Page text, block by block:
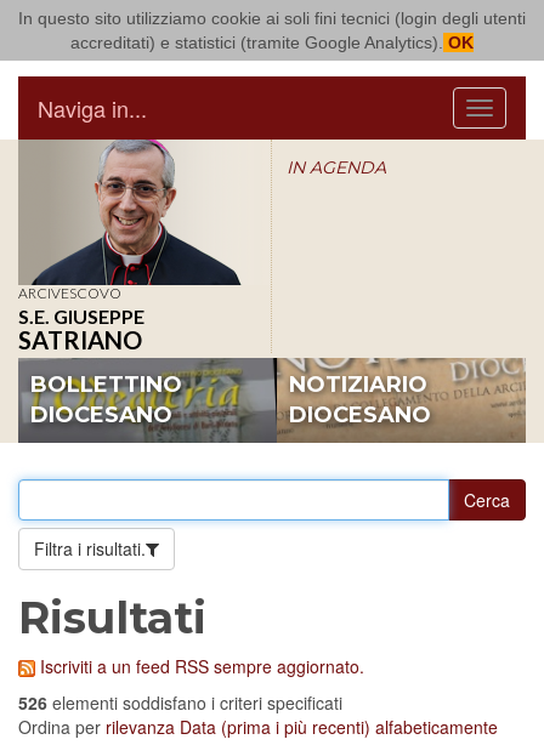
In questo sito utilizziamo cookie ai soli fini tecnici (login degli utenti
accreditati) e statistici (tramite Google Analytics). OK
Arcidiocesi di Bari Bitonto
Menu
Naviga in...
ARCIVESCOVO
S.E. GIUSEPPE
SATRIANO
IN AGENDA
BOLLETTINO
DIOCESANO
NOTIZIARIO
DIOCESANO
Filtra i risultati.
Risultati
Iscriviti a un feed RSS sempre aggiornato.
526 elementi soddisfano i criteri specificati
Ordina per rilevanza Data (prima i più recenti) alfabeticamente